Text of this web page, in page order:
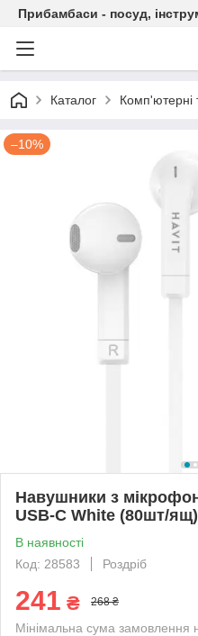
Прибамбаси - посуд,
Каталог Комп'ютерні
–10%
Навушники з
USB-C White (80шт/ящ)
В наявності
Код: 28583
Роздріб
241 ₴ 268 ₴
Мінімальна сума замовлення